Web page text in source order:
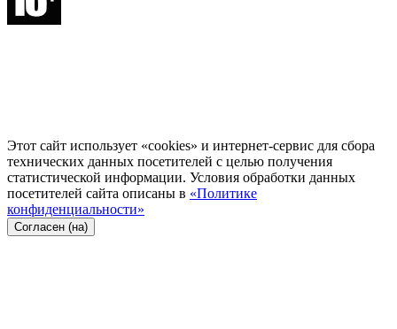
Этот сайт использует «cookies» и интернет-сервис для сбора
технических данных посетителей с целью получения
статистической информации. Условия обработки данных
посетителей сайта описаны в «Политике
конфиденциальности»
Согласен (на)